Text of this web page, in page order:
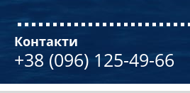
Контакти
+38 (096) 125-49-66